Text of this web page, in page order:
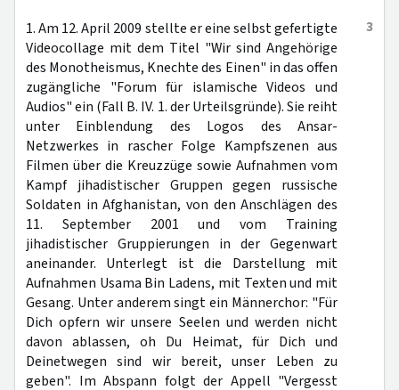
3
1. Am 12. April 2009 stellte er eine selbst gefertigte
Videocollage mit dem Titel "Wir sind Angehörige
des Monotheismus, Knechte des Einen" in das offen
zugängliche "Forum für islamische Videos und
Audios" ein (Fall B. IV. 1. der Urteilsgründe). Sie reiht
unter Einblendung des Logos des Ansar-
Netzwerkes in rascher Folge Kampfszenen aus
Filmen über die Kreuzzüge sowie Aufnahmen vom
Kampf jihadistischer Gruppen gegen russische
Soldaten in Afghanistan, von den Anschlägen des
11. September 2001 und vom Training
jihadistischer Gruppierungen in der Gegenwart
aneinander. Unterlegt ist die Darstellung mit
Aufnahmen Usama Bin Ladens, mit Texten und mit
Gesang. Unter anderem singt ein Männerchor: "Für
Dich opfern wir unsere Seelen und werden nicht
davon ablassen, oh Du Heimat, für Dich und
Deinetwegen sind wir bereit, unser Leben zu
geben". Im Abspann folgt der Appell "Vergesst